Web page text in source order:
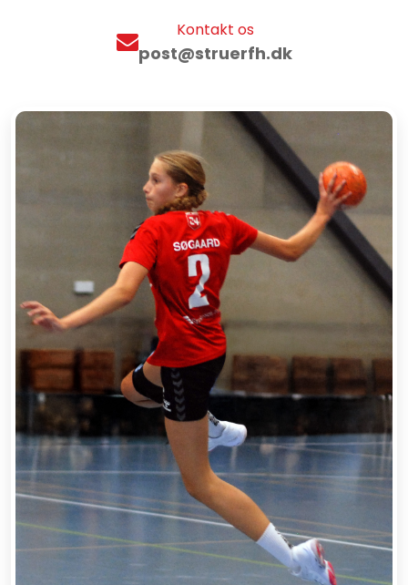
Kontakt os
post@struerfh.dk